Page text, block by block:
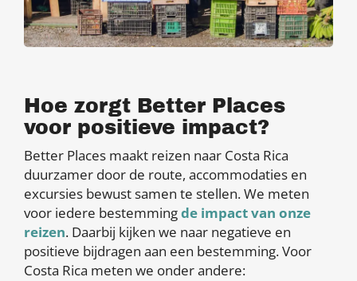
Hoe zorgt Better Places
voor positieve impact?
Better Places maakt reizen naar Costa Rica
duurzamer door de route, accommodaties en
excursies bewust samen te stellen. We meten
voor iedere bestemmingde impact van onze
reizen. Daarbij kijken we naar negatieve en
positieve bijdragen aan een bestemming. Voor
Costa Rica meten we onder andere: